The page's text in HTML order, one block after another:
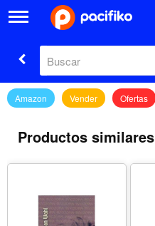
Amazon Vender Ofertas
Productos similares